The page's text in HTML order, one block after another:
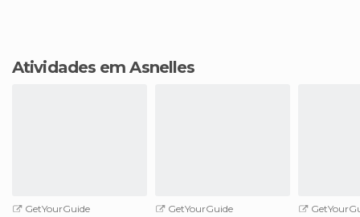
Atividades em Asnelles
GetYourGuide
GetYourGuide